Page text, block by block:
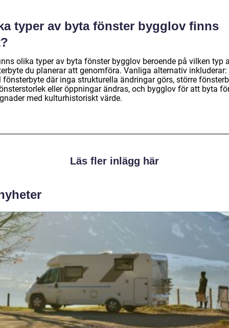
typer av byta fönster bygglov finns
olika typer av byta fönster bygglov beroende på vilken typ
du planerar att genomföra. Vanliga alternativ inkluderar:
fönsterbyte där inga strukturella ändringar görs, större
eller öppningar ändras, och bygglov för att byta
med kulturhistoriskt värde.
Läs fler inlägg här